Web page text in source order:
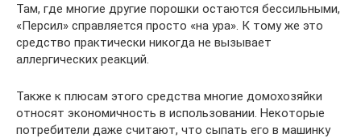
Там, где многие другие порошки остаются бессильными,
«Персил» справляется просто «на ура». К тому же это
средство практически никогда не вызывает
аллергических реакций.
Также к плюсам этого средства многие домохозяйки
относят экономичность в использовании. Некоторые
потребители даже считают, что сыпать его в машинку